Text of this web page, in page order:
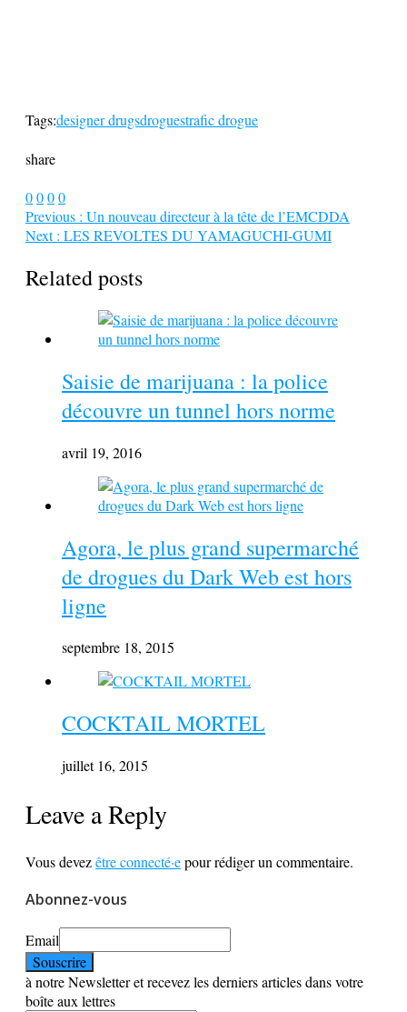
Tags:designer drugsdroguestrafic drogue
share
0000
Previous : Un nouveau directeur à la tête de l’EMCDDA
Next : LES REVOLTES DU YAMAGUCHI-GUMI
Related posts
Saisie de marijuana : la police
découvre un tunnel hors norme
avril 19, 2016
Agora, le plus grand supermarché
de drogues du Dark Web est hors
ligne
septembre 18, 2015
COCKTAIL MORTEL
juillet 16, 2015
Leave a Reply
Vous devezêtre connecté·epour rédiger un commentaire.
Abonnez-vous
Email
à notre Newsletter et recevez les derniers articles dans votre
boîte aux lettres